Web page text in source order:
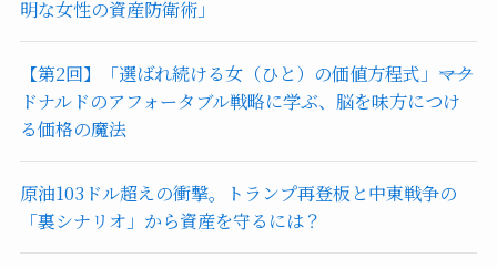
明な女性の資産防衛術」
【第2回】「選ばれ続ける女（ひと）の価値方程式」――マク
ドナルドのアフォータブル戦略に学ぶ、脳を味方につけ
る価格の魔法
原油103ドル超えの衝撃。トランプ再登板と中東戦争の
「裏シナリオ」から資産を守るには？